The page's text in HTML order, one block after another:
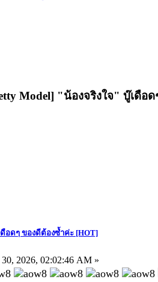
Model] "น้องจริงใจ" บู๊เดือ
อดๆ ของดีต้องซ้ำค่ะ [HOT]
2026, 02:02:46 AM »